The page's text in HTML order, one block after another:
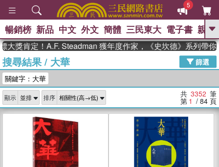
5
GO
高希均教授回憶錄
、 The Odyssey 、 父親節 、 如果歷
獎 臺灣漫遊錄 、 方念華 、 台灣的李
登輝時代
數學女孩：黎曼猜想 、
偉大的迷走神經
暢銷榜 新品 中文 外文 簡體 三民東大 電子書 親子
！A.F. Steadman 獲年度作家，《史坎德》系列帶你踏上熱
搜尋結果/ 大華
篩選
關鍵字：大華
顯示 排序 共 3352 筆
第 1 / 84 頁